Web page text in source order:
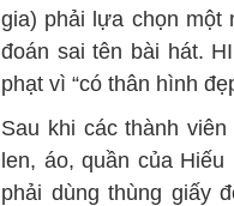
gia) phải lựa chọn một
đoán sai tên bài hát.
phạt vì “có thân hình
Sau khi các thành
len, áo, quần của
phải dùng thùng giấy